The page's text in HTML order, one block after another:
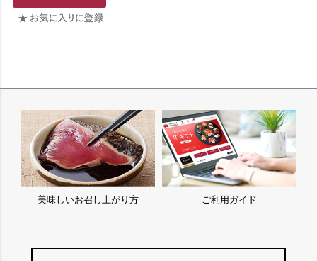
美味しいお召し上がり方 ご利用ガイド